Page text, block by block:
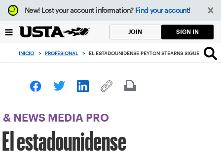
Enfoque
desde
botón
volver
principio
New!Lost your account information? Find your account!
JOIN SIGN IN
INICIO > PROFESIONAL > EL ESTADOUNIDENSE PEYTON STEARNS SIGUE
& NEWS MEDIA PRO
El estadounidense